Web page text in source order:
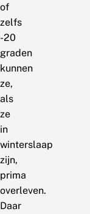
of
zelfs
-20
graden
kunnen
ze,
als
ze
in
winterslaap
zijn,
prima
overleven.
Daar